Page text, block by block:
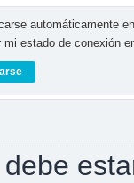
automáticamente
mi estado de conexión